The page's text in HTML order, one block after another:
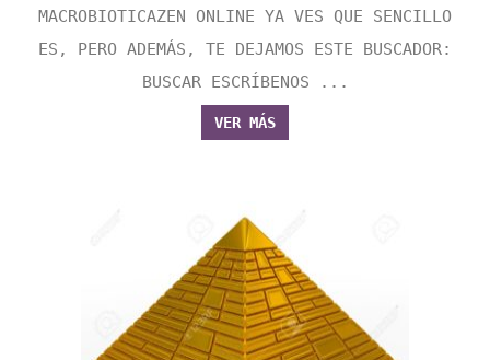
MACROBIOTICAZEN ONLINE YA VES QUE SENCILLO
ES, PERO ADEMÁS, TE DEJAMOS ESTE BUSCADOR:
BUSCAR ESCRÍBENOS ...
VER MÁS